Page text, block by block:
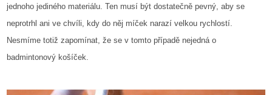
jednoho jediného materiálu. Ten musí být dostatečně pevný, aby se
neprotrhl ani ve chvíli, kdy do něj míček narazí velkou rychlostí.
Nesmíme totiž zapomínat, že se v tomto případě nejedná o
badmintonový košíček.